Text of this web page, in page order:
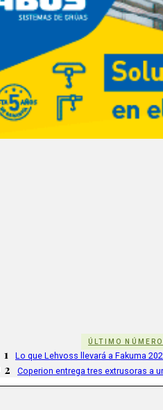
ÚLTIMO NÚMERO
1 Lo que Lehvoss llevará a Fakuma
2 Coperion entrega tres extrusoras a